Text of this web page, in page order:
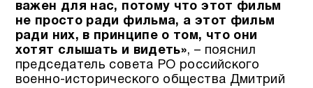
важен для нас, потому что этот фильм
не просто ради фильма, а этот фильм
ради них, в принципе о том, что они
хотят слышать и видеть», – пояснил
председатель совета РО российского
военно-исторического общества Дмитрий